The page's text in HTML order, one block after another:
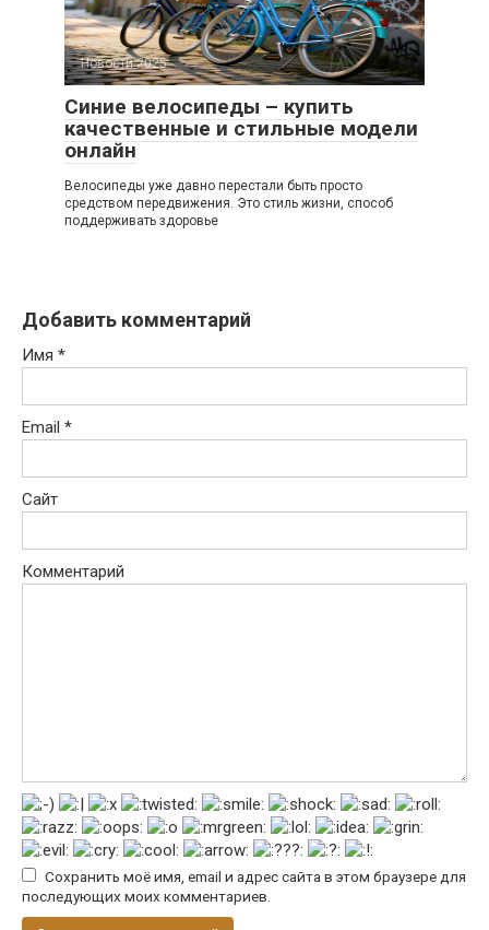
Новости 2025
Синие велосипеды – купить
качественные и стильные модели
онлайн
Велосипеды уже давно перестали быть просто
средством передвижения. Это стиль жизни, способ
поддерживать здоровье
Добавить комментарий
Имя *
Email *
Сайт
Комментарий
Сохранить моё имя, email и адрес сайта в этом браузере для
последующих моих комментариев.